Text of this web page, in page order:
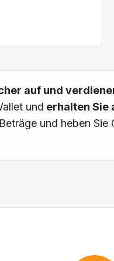
auf und
und erhalten Sie
und heben